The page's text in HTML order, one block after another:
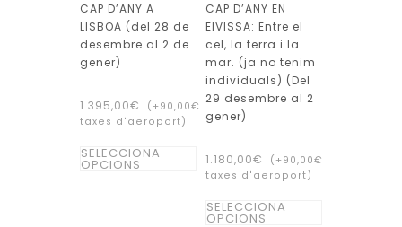
triar
la
pàgina
del
CAP D’ANY A
LISBOA (del 28 de
desembre al 2 de
gener)
1.395,00€ (+90,00€
taxes d'aeroport)
SELECCIONA
OPCIONS
producte
diverses
CAP D’ANY EN
EIVISSA: Entre el
cel, la terra i la
mar. (ja no tenim
individuals) (Del
29 desembre al 2
gener)
1.180,00€ (+90,00€
taxes d'aeroport)
SELECCIONA
OPCIONS